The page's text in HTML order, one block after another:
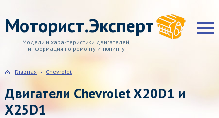
Моторист.Эксперт
Модели и характеристики двигателей,
информация по ремонту и тюнингу
Главная Chevrolet
Двигатели Chevrolet X20D1 и
X25D1